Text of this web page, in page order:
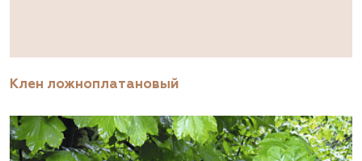
Клен ложноплатановый